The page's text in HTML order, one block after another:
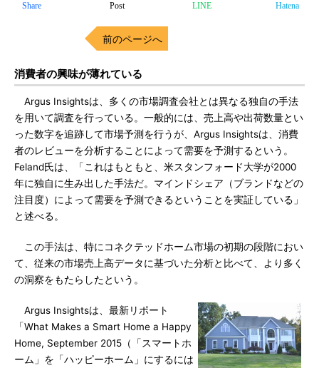
Share Post LINE Hatena
前のページへ
消費者の興味が薄れている
Argus Insightsは、多くの市場調査会社とは異なる独自の手法
を用いて調査を行っている。一般的には、売上高や出荷数量とい
った数字を追跡して市場予測を行うが、Argus Insightsは、消費
者のレビューを分析することによって需要を予測するという。
Feland氏は、「これはもともと、米スタンフォード大学が2000
年に独自に生み出した手法だ。マインドシェア（ブランドなどの
注目度）によって需要を予測できるということを実証している」
と述べる。
この手法は、特にコネクテッドホーム市場の初期の段階におい
て、従来の市場売上高データに基づいた分析と比べて、より多く
の洞察をもたらしたという。
Argus Insightsは、最新リポート
「What Makes a Smart Home a Happy
Home, September 2015（「スマートホ
ーム」を「ハッピーホーム」にするには